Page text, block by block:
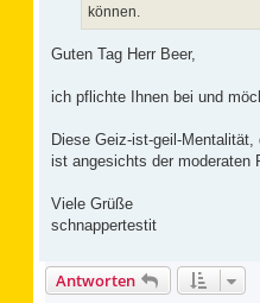
können.
Guten Tag Herr Beer,
ich pflichte Ihnen bei und
Diese Geiz-ist-geil-
ist angesichts der moderaten
Viele Grüße
schnappertestit
Antworten